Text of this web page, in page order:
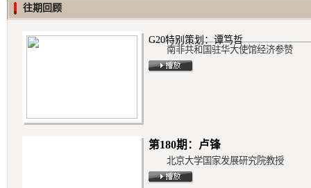
率，加了6次息。金融危机之后
提了12次准备金了，又6次升息
率。”
韦森认为，如此调控对经济
企业的反应留给市场，留给企
往期回顾
G20特别策划：谭笃哲
南非共和国驻华大使馆经济参赞
第180期：卢锋
北京大学国家发展研究院教授